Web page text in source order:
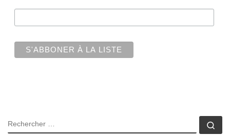
RECHERCHER